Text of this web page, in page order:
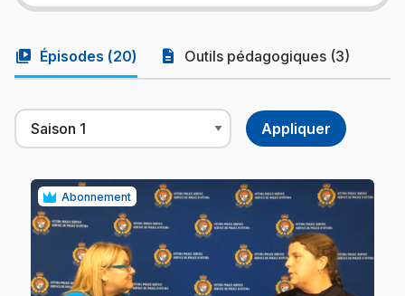
video_library Épisodes (20) description Outils pédagogiques (3)
Abonnement